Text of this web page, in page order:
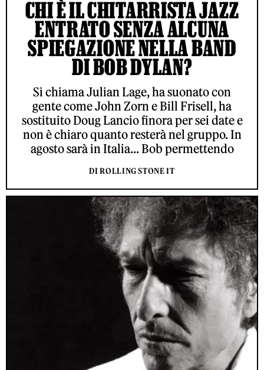
CHI È IL CHITARRISTA JAZZ
ENTRATO SENZA ALCUNA
SPIEGAZIONE NELLA BAND
DI BOB DYLAN?
Si chiama Julian Lage, ha suonato con
gente come John Zorn e Bill Frisell, ha
sostituito Doug Lancio finora per sei date e
non è chiaro quanto resterà nel gruppo. In
agosto sarà in Italia... Bob permettendo
DI ROLLING STONE IT